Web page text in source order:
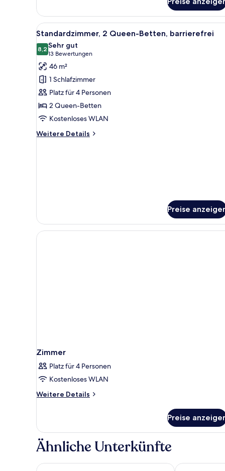
2 Queen-
Betten
Alle
Fotos
für
Standardzimmer,
2 Queen-
Betten,
barrierefrei
anzeigen
Ein Hotelzimmer mit zwei
6
Standardzimmer, 2 Queen-Betten, barrierefrei
8,28,2 von 10
Sehr gut
13 Bewertungen
(13
Bewertungen)
46 m²
1 Schlafzimmer
Platz für 4 Personen
2 Queen-Betten
Kostenloses WLAN
Weitere Details
Weitere
Preise
Zimmer
Platz für 4 Personen
Kostenloses WLAN
Weitere Details
Weitere
Preise
Ähnliche Unterkünfte
Buck Meadows Lodge Yosemite